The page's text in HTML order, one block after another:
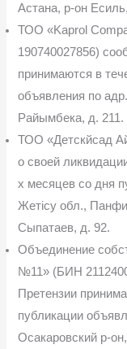
Астана, р-он
ТОО «Kaprol
190740027856)
принимаются в
объявления по
Райымбека, д. 211.
ТОО «Детскйсад
о своей
х месяцев со дня
Жетісу обл.,
Сыпатаев, д. 92.
Объединение
№11» (БИН
Претензии
публи­кации
Осакаровский р-